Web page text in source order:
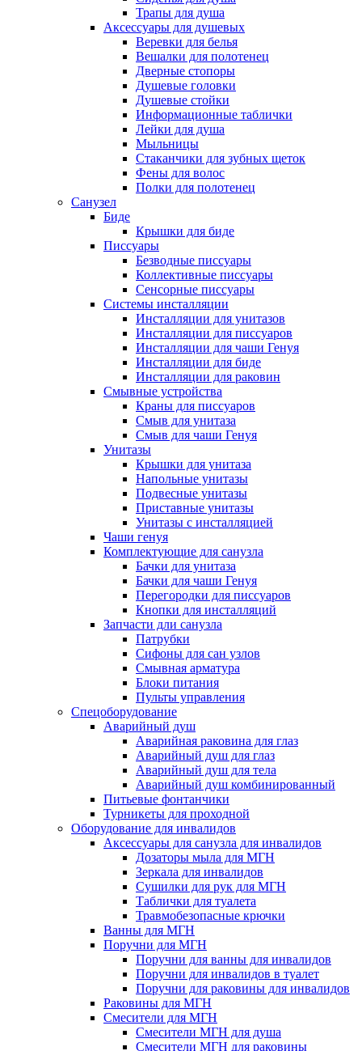
Трапы для душа
Аксессуары для душевых
Веревки для белья
Вешалки для полотенец
Дверные стопоры
Душевые головки
Душевые стойки
Информационные таблички
Лейки для душа
Мыльницы
Стаканчики для зубных щеток
Фены для волос
Полки для полотенец
Санузел
Биде
Крышки для биде
Писсуары
Безводные писсуары
Коллективные писсуары
Сенсорные писсуары
Системы инсталляции
Инсталляции для унитазов
Инсталляции для писсуаров
Инсталляции для чаши Генуя
Инсталляции для биде
Инсталляции для раковин
Смывные устройства
Краны для писсуаров
Смыв для унитаза
Смыв для чаши Генуя
Унитазы
Крышки для унитаза
Напольные унитазы
Подвесные унитазы
Приставные унитазы
Унитазы с инсталляцией
Чаши генуя
Комплектующие для санузла
Бачки для унитаза
Бачки для чаши Генуя
Перегородки для писсуаров
Кнопки для инсталляций
Запчасти дли санузла
Патрубки
Сифоны для сан узлов
Смывная арматура
Блоки питания
Пульты управления
Спецоборудование
Аварийный душ
Аварийная раковина для глаз
Аварийный душ для глаз
Аварийный душ для тела
Аварийный душ комбинированный
Питьевые фонтанчики
Турникеты для проходной
Оборудование для инвалидов
Аксессуары для санузла для инвалидов
Дозаторы мыла для МГН
Зеркала для инвалидов
Сушилки для рук для МГН
Таблички для туалета
Травмобезопасные крючки
Ванны для МГН
Поручни для МГН
Поручни для ванны для инвалидов
Поручни для инвалидов в туалет
Поручни для раковины для инвалидов
Раковины для МГН
Смесители для МГН
Смесители МГН для душа
Смесители МГН для раковины